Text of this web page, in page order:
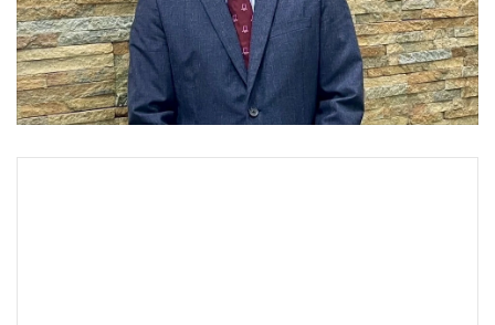
• MGR Live
• Infographic
• การเมือง
• ท่องเที่ยว